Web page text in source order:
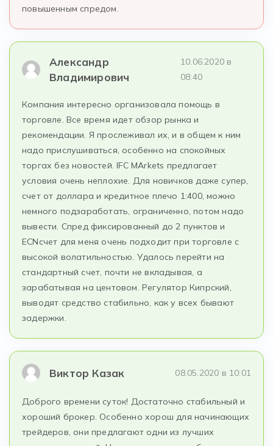
повышенным спредом.
Александр
Владимирович
10.06.2020 в
08:40
Компания интересно организовала помощь в
торговле. Все время идет обзор рынка и
рекомендации. Я прослеживал их, и в общем к ним
надо прислушиваться, особенно на спокойных
торгах без новостей. IFC MArkets предлагает
условия очень неплохие. Для новичков даже супер,
счет от доллара и кредитное плечо 1:400, можно
немного подзаработать, ограниченно, потом надо
вывести. Спред фиксированный до 2 пунктов и
ЕСNсчет для меня очень подходит при торговле с
высокой волатильностью. Удалось перейти на
стандартный счет, почти не вкладывая, а
зарабатывая на центовом. Регулятор Кипрский,
выводят средство стабильно, как у всех бывают
задержки.
Виктор Казак 08.05.2020 в 10:01
Доброго времени суток! Достаточно стабильный и
хороший брокер. Особенно хорош для начинающих
трейдеров, они предлагают одни из лучших